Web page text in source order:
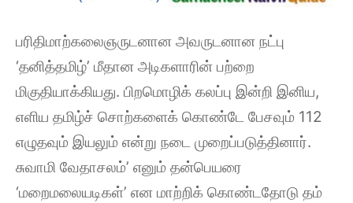
பரிதிமாற்கலைஞருடனான அவருடனான நட்பு
‘தனித்தமிழ்’ மீதான அடிகளாரின் பற்றை
மிகுதியாக்கியது. பிறமொழிக் கலப்பு இன்றி இனிய,
எளிய தமிழ்ச் சொற்களைக் கொண்டே பேசவும் 112
எழுதவும் இயலும் என்று நடை முறைப்படுத்தினார்.
சுவாமி வேதாசலம்’ எனும் தன்பெயரை
‘மறைமலையடிகள்’ என மாற்றிக் கொண்டதோடு தம்